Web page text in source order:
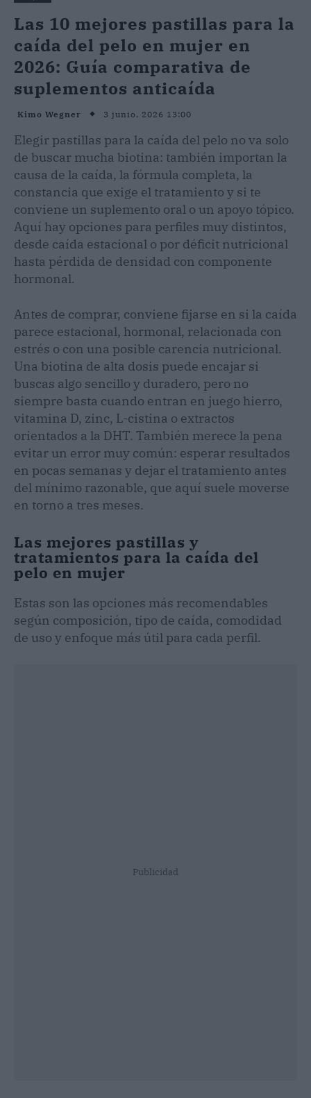
Las 10 mejores pastillas para la
caída del pelo en mujer en
2026: Guía comparativa de
suplementos anticaída
Kimo Wegner 3 junio, 2026 13:00
Elegir pastillas para la caída del pelo no va solo
de buscar mucha biotina: también importan la
causa de la caída, la fórmula completa, la
constancia que exige el tratamiento y si te
conviene un suplemento oral o un apoyo tópico.
Aquí hay opciones para perfiles muy distintos,
desde caída estacional o por déficit nutricional
hasta pérdida de densidad con componente
hormonal.
Antes de comprar, conviene fijarse en si la caída
parece estacional, hormonal, relacionada con
estrés o con una posible carencia nutricional.
Una biotina de alta dosis puede encajar si
buscas algo sencillo y duradero, pero no
siempre basta cuando entran en juego hierro,
vitamina D, zinc, L-cistina o extractos
orientados a la DHT. También merece la pena
evitar un error muy común: esperar resultados
en pocas semanas y dejar el tratamiento antes
del mínimo razonable, que aquí suele moverse
en torno a tres meses.
Las mejores pastillas y
tratamientos para la caída del
pelo en mujer
Estas son las opciones más recomendables
según composición, tipo de caída, comodidad
de uso y enfoque más útil para cada perfil.
Publicidad